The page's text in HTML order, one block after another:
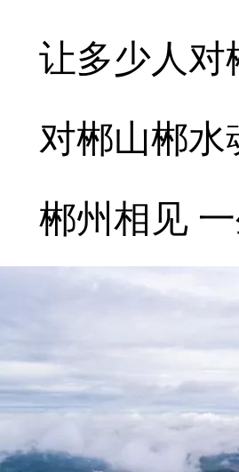
让多少人对
对郴山郴水
郴州相见